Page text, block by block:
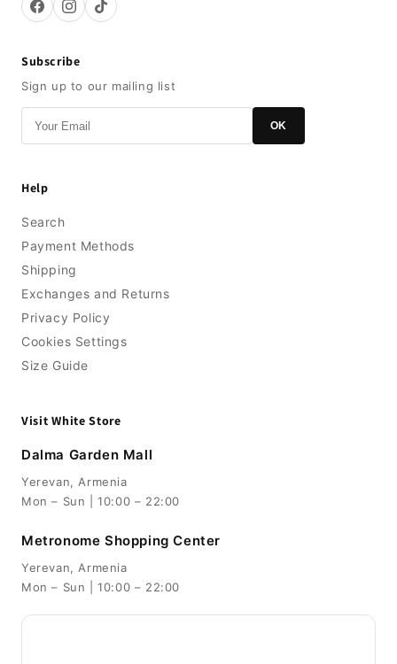
Subscribe
Sign up to our mailing list
OK
Help
Search
Payment Methods
Shipping
Exchanges and Returns
Privacy Policy
Cookies Settings
Size Guide
Visit White Store
Dalma Garden Mall
Yerevan, Armenia
Mon – Sun | 10:00 – 22:00
Metronome Shopping Center
Yerevan, Armenia
Mon – Sun | 10:00 – 22:00